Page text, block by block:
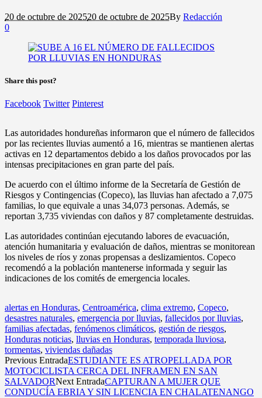
20 de octubre de 202520 de octubre de 2025By Redacción
0
Share this post?
Facebook Twitter Pinterest
Las autoridades hondureñas informaron que el número de fallecidos
por las recientes lluvias aumentó a 16, mientras se mantienen alertas
activas en 12 departamentos debido a los daños provocados por las
intensas precipitaciones en gran parte del país.
De acuerdo con el último informe de la Secretaría de Gestión de
Riesgos y Contingencias (Copeco), las lluvias han afectado a 7,075
familias, lo que equivale a unas 34,073 personas. Además, se
reportan 3,735 viviendas con daños y 87 completamente destruidas.
Las autoridades continúan ejecutando labores de evacuación,
atención humanitaria y evaluación de daños, mientras se monitorean
los niveles de ríos y zonas propensas a deslizamientos. Copeco
recomendó a la población mantenerse informada y seguir las
indicaciones de los comités de emergencia locales.
alertas en Honduras, Centroamérica, clima extremo, Copeco,
desastres naturales, emergencia por lluvias, fallecidos por lluvias,
familias afectadas, fenómenos climáticos, gestión de riesgos,
Honduras noticias, lluvias en Honduras, temporada lluviosa,
tormentas, viviendas dañadas
Previous EntradaESTUDIANTE ES ATROPELLADA POR
MOTOCICLISTA CERCA DEL INFRAMEN EN SAN
SALVADORNext EntradaCAPTURAN A MUJER QUE
CONDUCÍA EBRIA Y SIN LICENCIA EN CHALATENANGO